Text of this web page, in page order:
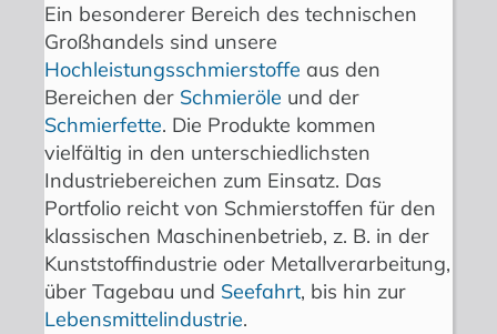
Ein besonderer Bereich des technischen
Großhandels sind unsere
Hochleistungsschmierstoffe aus den
Bereichen der Schmieröle und der
Schmierfette. Die Produkte kommen
vielfältig in den unterschiedlichsten
Industriebereichen zum Einsatz. Das
Portfolio reicht von Schmierstoffen für den
klassischen Maschinenbetrieb, z. B. in der
Kunststoffindustrie oder Metallverarbeitung,
über Tagebau und Seefahrt, bis hin zur
Lebensmittelindustrie.